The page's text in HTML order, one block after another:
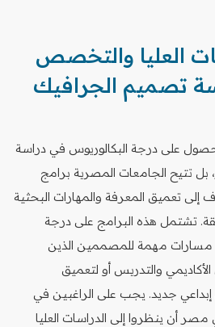
العليا والتخصص
تصميم الجرافيك
على درجة البكالوريوس في دراسة
تتيح الجامعات المصرية برامج
تعميق المعرفة والمهارات البحثية
تشتمل هذه البرامج على درجة
مسارات مهمة للمصممين الذين
والتدريس أو لتعميق
جديد. يجب على الراغبين في
أن ينظروا إلى الدراسات العليا